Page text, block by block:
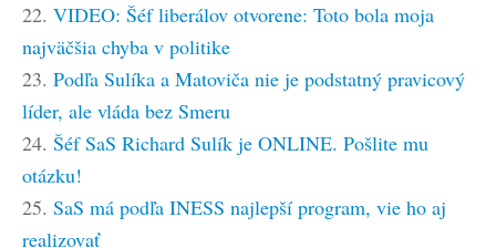
22. VIDEO: Šéf liberálov otvorene: Toto bola moja
najväčšia chyba v politike
23. Podľa Sulíka a Matoviča nie je podstatný pravicový
líder, ale vláda bez Smeru
24. Šéf SaS Richard Sulík je ONLINE. Pošlite mu
otázku!
25. SaS má podľa INESS najlepší program, vie ho aj
realizovať